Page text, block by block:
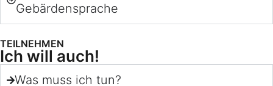
Gebärdensprache
TEILNEHMEN
Ich will auch!
Was muss ich tun?